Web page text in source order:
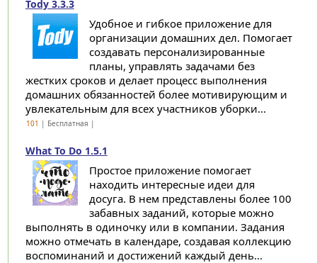
Tody 3.3.3
Удобное и гибкое приложение для
организации домашних дел. Помогает
создавать персонализированные
планы, управлять задачами без
жестких сроков и делает процесс выполнения
домашних обязанностей более мотивирующим и
увлекательным для всех участников уборки...
101 | Бесплатная |
What To Do 1.5.1
Простое приложение помогает
находить интересные идеи для
досуга. В нем представлены более 100
забавных заданий, которые можно
выполнять в одиночку или в компании. Задания
можно отмечать в календаре, создавая коллекцию
воспоминаний и достижений каждый день...